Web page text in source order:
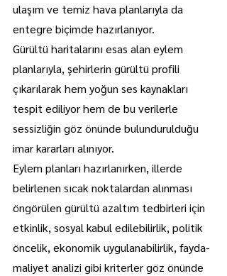
ulaşım ve temiz hava planlarıyla da
entegre biçimde hazırlanıyor.
Gürültü haritalarını esas alan eylem
planlarıyla, şehirlerin gürültü profili
çıkarılarak hem yoğun ses kaynakları
tespit ediliyor hem de bu verilerle
sessizliğin göz önünde bulundurulduğu
imar kararları alınıyor.
Eylem planları hazırlanırken, illerde
belirlenen sıcak noktalardan alınması
öngörülen gürültü azaltım tedbirleri için
etkinlik, sosyal kabul edilebilirlik, politik
öncelik, ekonomik uygulanabilirlik, fayda-
maliyet analizi gibi kriterler göz önünde